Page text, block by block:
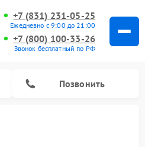
+7 (831) 231-05-25
Ежедневно с 9:00 до 21:00
+7 (800) 100-33-26
Звонок бесплатный по РФ
Позвонить